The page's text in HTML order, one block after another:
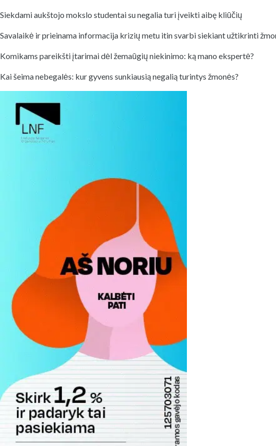
Siekdami aukštojo mokslo studentai su negalia turi įveikti aibę kliūčių
Savalaikė ir prieinama informacija krizių metu itin svarbi siekiant užtikrinti
Komikams pareikšti įtarimai dėl žemaūgių niekinimo: ką mano ekspertė?
Kai šeima nebegalės: kur gyvens sunkiausią negalią turintys žmonės?